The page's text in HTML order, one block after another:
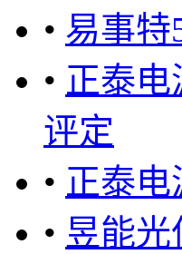
• 易事特
• 正泰电
评定
• 正泰电
• 昱能光